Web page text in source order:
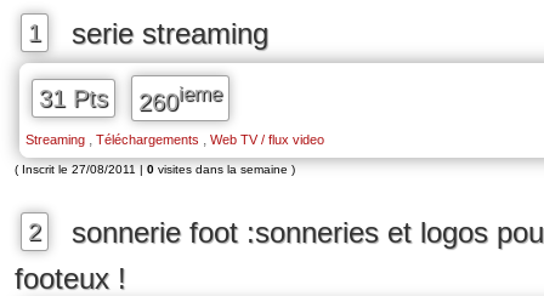
1 serie streaming
31 Pts 260ieme
Streaming Téléchargements Web TV / flux video
( Inscrit le 27/08/2011 | 0 visites dans la semaine )
2
sonnerie foot :sonneries et logos
footeux !